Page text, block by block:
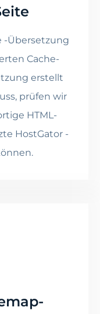
-Übersetzung
Cache-
erstellt
prüfen wir
HTML-
HostGator -